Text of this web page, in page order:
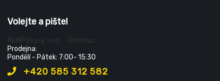
Volejte a pište!
ŘEMPO Lyra, s.r.o. - Olomouc
Prodejna:
Pondělí - Pátek: 7:00- 15:30
+420 585 312 582